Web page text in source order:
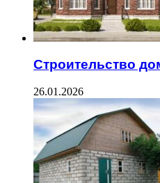
Строительство
26.01.2026